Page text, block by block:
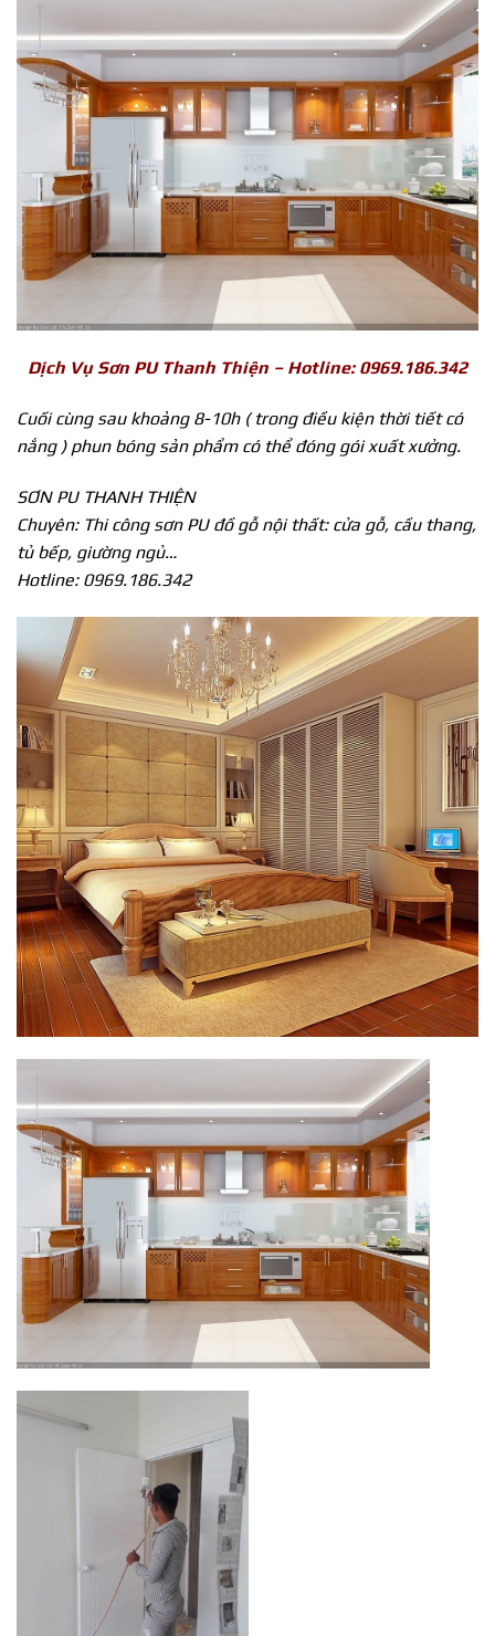
Dịch Vụ Sơn PU Thanh Thiện – Hotline: 0969.186.342
Cuối cùng sau khoảng 8-10h ( trong điều kiện thời tiết có
nắng ) phun bóng sản phẩm có thể đóng gói xuất xưởng.
SƠN PU THANH THIỆN
Chuyên: Thi công sơn PU đồ gỗ nội thất: cửa gỗ, cầu thang,
tủ bếp, giường ngủ…
Hotline: 0969.186.342